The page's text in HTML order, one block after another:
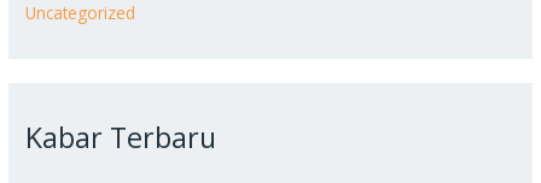
Uncategorized
Kabar Terbaru